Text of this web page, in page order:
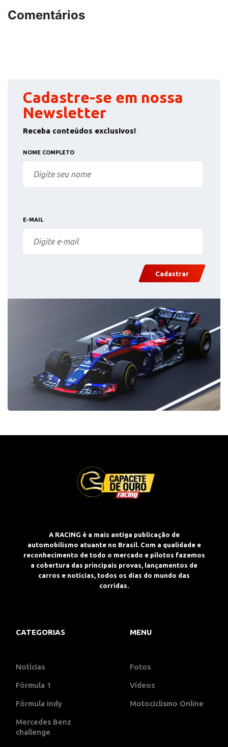
Comentários
Cadastre-se em nossa
Newsletter
Receba conteúdos exclusivos!
NOME COMPLETO
E-MAIL
Cadastrar
A RACING é a mais antiga publicação de
automobilismo atuante no Brasil. Com a qualidade e
reconhecimento de todo o mercado e pilotos fazemos
a cobertura das principais provas, lançamentos de
carros e notícias, todos os dias do mundo das
corridas.
CATEGORIAS
Notícias
Fórmula 1
Fórmula indy
Mercedes Benz
challenge
MENU
Fotos
Vídeos
Motociclismo Online